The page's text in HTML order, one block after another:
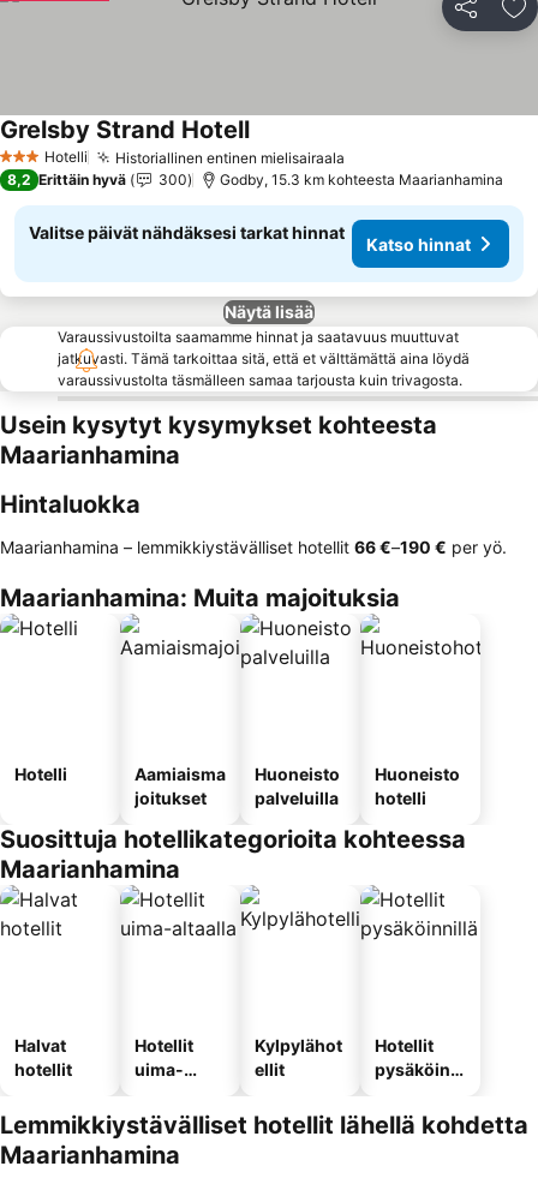
Jaa
3 Tähtiluokitus
Hotelli Historiallinen entinen mielisairaala
Grelsby Strand HotellKatso hinnat
8,2 Erittäin hyvä 300 Godby, 15.3 km kohteesta Maarianhamina
Valitse päivät nähdäksesi tarkat hinnat
Katso hinnat
Näytä lisää
Varaussivustoilta saamamme hinnat ja saatavuus muuttuvat
jatkuvasti. Tämä tarkoittaa sitä, että et välttämättä aina löydä
varaussivustolta täsmälleen samaa tarjousta kuin trivagosta.
Usein kysytyt kysymykset kohteesta
Maarianhamina
Hintaluokka
Maarianhamina – lemmikkiystävälliset hotellit ‎66 €–‎190 € per yö.
Maarianhamina: Muita majoituksia
Hotelli
Aamiaisma
joitukset
Huoneisto
palveluilla
Huoneisto
hotelli
Suosittuja hotellikategorioita kohteessa
Maarianhamina
Halvat
hotellit
Hotellit
uima-
Kylpylähot
ellit
Hotellit
pysäköinni
Lemmikkiystävälliset hotellit lähellä kohdetta
Maarianhamina